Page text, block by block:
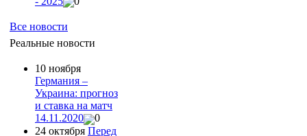
Все новости
Реальные новости
10 ноября
Германия –
Украина: прогноз
и ставка на матч
14.11.2020
0
24 октября Перед